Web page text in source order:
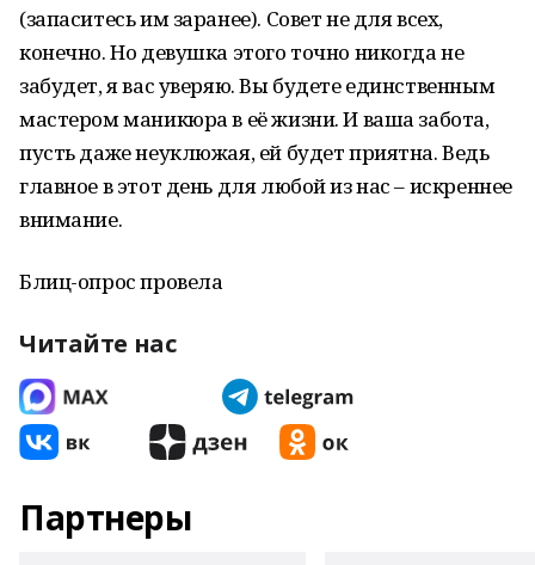
(запаситесь им заранее). Совет не для всех,
конечно. Но девушка этого точно никогда не
забудет, я вас уверяю. Вы будете единственным
мастером маникюра в её жизни. И ваша забота,
пусть даже неуклюжая, ей будет приятна. Ведь
главное в этот день для любой из нас – искреннее
внимание.
Блиц-опрос провела
Читайте нас
Партнеры